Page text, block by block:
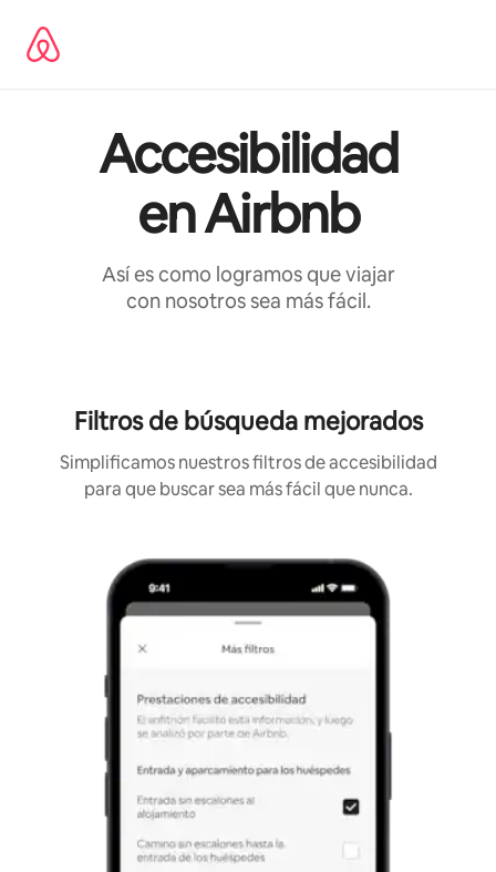
contenido
Accesibilidad
en Airbnb
Así es como logramos que viajar
con nosotros sea más fácil.
Filtros de búsqueda mejorados
Simplificamos nuestros filtros de accesibilidad
para que buscar sea más fácil que nunca.